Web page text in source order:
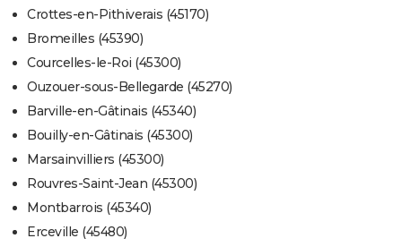
Crottes-en-Pithiverais (45170)
Bromeilles (45390)
Courcelles-le-Roi (45300)
Ouzouer-sous-Bellegarde (45270)
Barville-en-Gâtinais (45340)
Bouilly-en-Gâtinais (45300)
Marsainvilliers (45300)
Rouvres-Saint-Jean (45300)
Montbarrois (45340)
Erceville (45480)